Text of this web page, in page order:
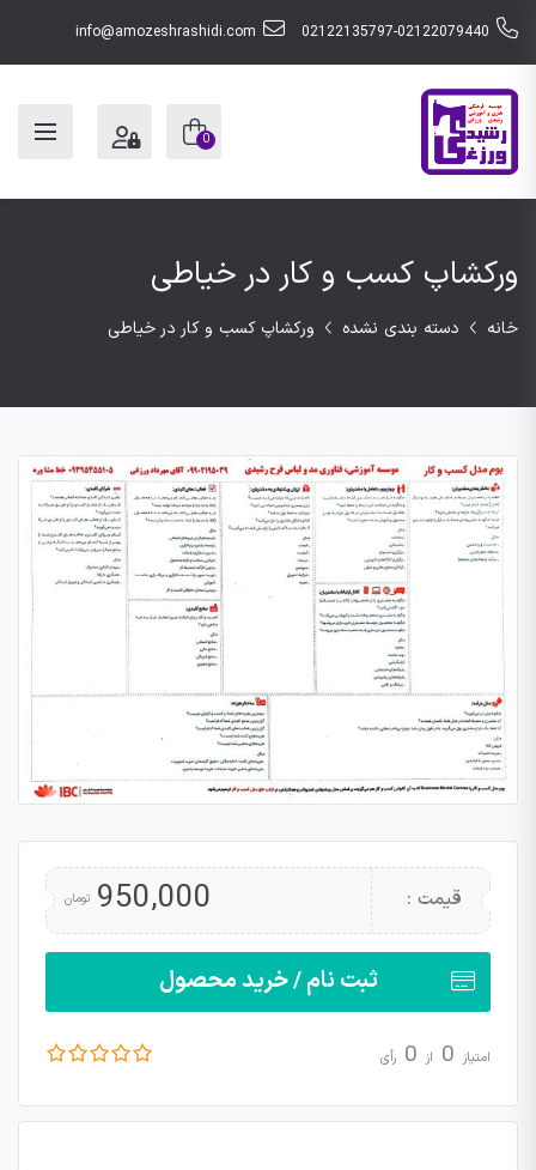
02122135797-02122079440
info@amozeshrashidi.com
0
ورکشاپ کسب و کار در خیاطی
خانه دسته بندی نشده ورکشاپ کسب و کار در خیاطی
قیمت : 950,000 تومان
ثبت نام / خرید محصول
امتیاز 0 از 0 رأی